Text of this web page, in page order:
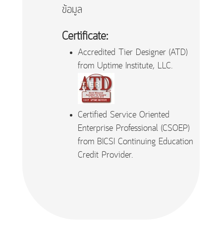
ข้อมูล
Certificate:
Accredited Tier Designer (ATD)
from Uptime Institute, LLC.
Certified Service Oriented
Enterprise Professional (CSOEP)
from BICSI Continuing Education
Credit Provider.